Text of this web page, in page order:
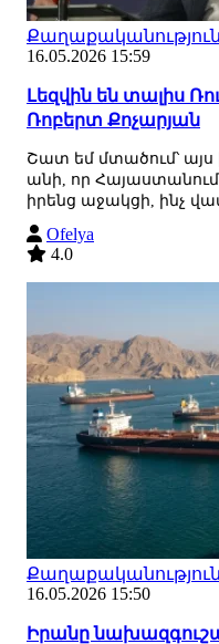
Քաղաքականություն
16.05.2026 15:59
Լեզվին են տալիս
Ռոբերտ Քոչարյան
Շատ եմ մտածում՝ այս
անի, որ Հայաստանում
իրենց աջակցի, ինչ
Ofelya
4.0
Քաղաքականություն
16.05.2026 15:50
Իրանը